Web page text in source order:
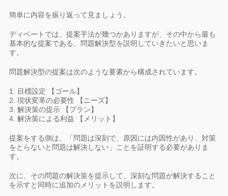
簡単に内容を振り返って見ましょう。
ディベートでは、提案手法が幾つかありますが、その中から最も
基本的な提案である、問題解決型を説明していきたいと思いま
す。
問題解決型の提案は次のような要素から構成されています。
1. 目標設定 【ゴール】
2. 現状変革の必要性 【ニーズ】
3. 解決策の提示 【プラン】
4. 解決策による利益 【メリット】
提案をする側は、「問題は深刻で、原因には内因性があり、対策
をとらないと問題は解決しない」ことを証明する必要がありま
す。
次に、その問題の解決策を提示して、深刻な問題が解決すること
を示すと同時に追加のメリットを説明します。